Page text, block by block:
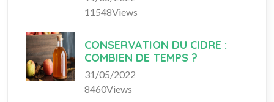
11548Views
CONSERVATION DU CIDRE :
COMBIEN DE TEMPS ?
31/05/2022
8460Views